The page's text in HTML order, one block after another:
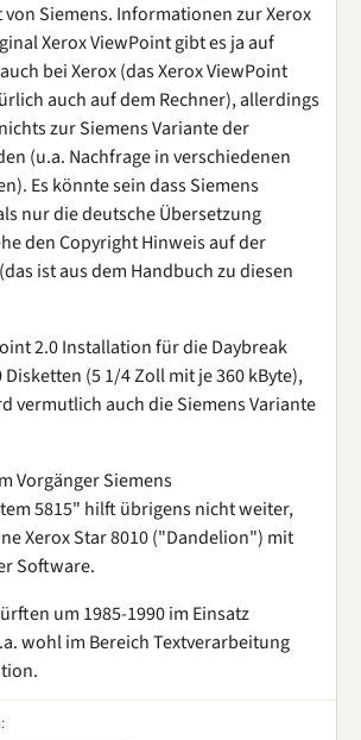
Siemens. Informationen zur Xerox
Xerox ViewPoint gibt es ja auf
bei Xerox (das Xerox ViewPoint
auch auf dem Rechner), allerdings
zur Siemens Variante der
(u.a. Nachfrage in verschiedenen
Es könnte sein dass Siemens
nur die deutsche Übersetzung
den Copyright Hinweis auf der
ist aus dem Handbuch zu diesen
2.0 Installation für die Daybreak
(5 1/4 Zoll mit je 360 kByte),
vermutlich auch die Siemens Variante
Vorgänger Siemens
5815" hilft übrigens nicht weiter,
Xerox Star 8010 ("Dandelion") mit
Software.
um 1985-1990 im Einsatz
wohl im Bereich Textverarbeitung